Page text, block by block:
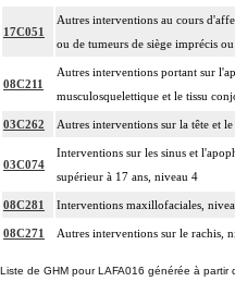
17C051
Autres interventions au cours
ou de tumeurs de siège imprécis
08C211
Autres interventions portant sur
musculosquelettique et le tissu
03C262 Autres interventions sur la tête et
03C074
Interventions sur les sinus et
supérieur à 17 ans, niveau 4
08C281 Interventions maxillofaciales,
08C271 Autres interventions sur le rachis,
Liste de GHM pour LAFA016 générée à partir